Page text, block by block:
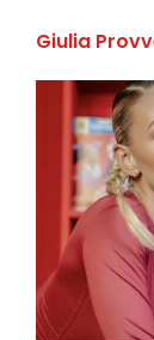
Giulia